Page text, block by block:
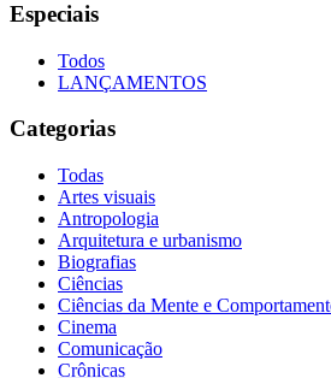
Especiais
Todos
LANÇAMENTOS
Categorias
Todas
Artes visuais
Antropologia
Arquitetura e urbanismo
Biografias
Ciências
Ciências da Mente e
Cinema
Comunicação
Crônicas